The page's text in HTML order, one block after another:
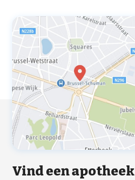
Vind een apotheek